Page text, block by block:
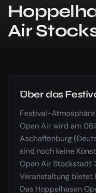
Air
Über das
Festival-
Open Air wird am
Aschaffenburg
sind noch keine
Open Air Stockstadt
Veranstaltung bietet
Das Hoppelhasen